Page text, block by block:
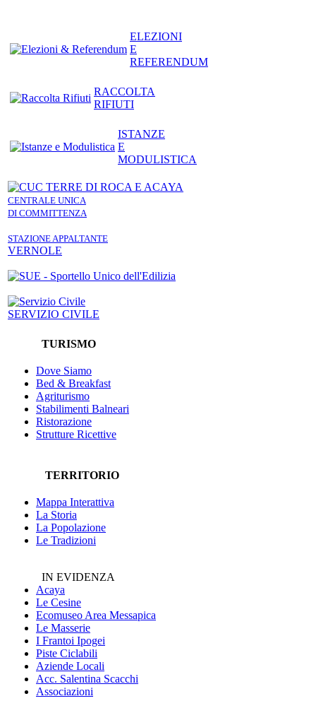
ELEZIONI
E
REFERENDUM
RACCOLTA
RIFIUTI
ISTANZE
E
MODULISTICA
CENTRALE UNICA
DI COMMITTENZA
STAZIONE APPALTANTE
VERNOLE
SERVIZIO CIVILE
TURISMO
Dove Siamo
Bed & Breakfast
Agriturismo
Stabilimenti Balneari
Ristorazione
Strutture Ricettive
TERRITORIO
Mappa Interattiva
La Storia
La Popolazione
Le Tradizioni
IN EVIDENZA
Acaya
Le Cesine
Ecomuseo Area Messapica
Le Masserie
I Frantoi Ipogei
Piste Ciclabili
Aziende Locali
Acc. Salentina Scacchi
Associazioni